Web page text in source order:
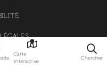
Carte
interactive
Chercher